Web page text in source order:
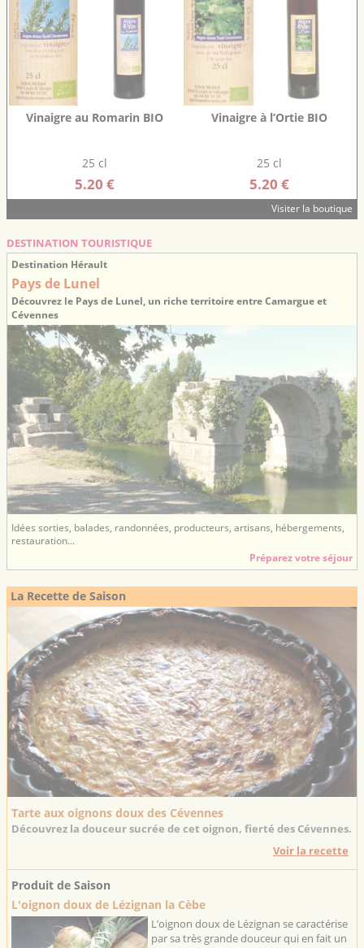
Vinaigre au Romarin BIO
25 cl
5.20 €
Vinaigre à l’Ortie BIO
25 cl
5.20 €
Visiter la boutique
DESTINATION TOURISTIQUE
Destination Hérault
Pays de Lunel
Découvrez le Pays de Lunel, un riche territoire entre Camargue et
Cévennes
Idées sorties, balades, randonnées, producteurs, artisans, hébergements,
restauration...
Préparez votre séjour
La Recette de Saison
Tarte aux oignons doux des Cévennes
Découvrez la douceur sucrée de cet oignon, fierté des Cévennes.
Voir la recette
Produit de Saison
L'oignon doux de Lézignan la Cèbe
L’oignon doux de Lézignan se caractérise
par sa très grande douceur qui en fait un